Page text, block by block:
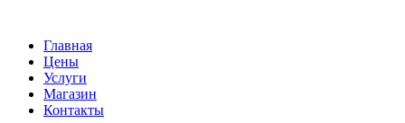
Главная
Цены
Услуги
Магазин
Контакты